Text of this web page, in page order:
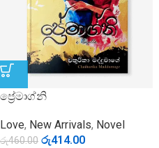
ප්‍රේමාග්නි
Love, New Arrivals, Novel
රු460.00 රු414.00